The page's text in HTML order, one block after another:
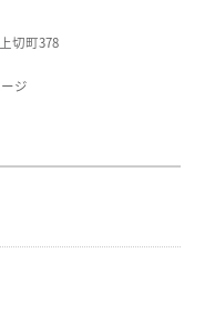
切町378
ジ
healthlife.co.jp/（神戸、宝塚
（阪急、広島他各店）
横浜、吉祥寺各店）
名古屋市）